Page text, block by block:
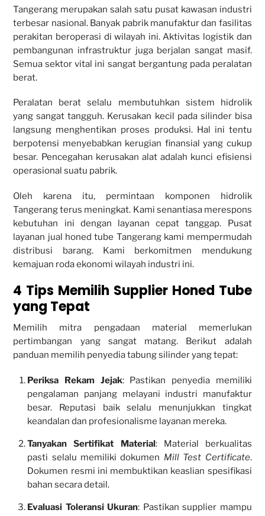
Tangerang merupakan salah satu pusat kawasan industri
terbesar nasional. Banyak pabrik manufaktur dan fasilitas
perakitan beroperasi di wilayah ini. Aktivitas logistik dan
pembangunan infrastruktur juga berjalan sangat masif.
Semua sektor vital ini sangat bergantung pada peralatan
berat.
Peralatan berat selalu membutuhkan sistem hidrolik
yang sangat tangguh. Kerusakan kecil pada silinder bisa
langsung menghentikan proses produksi. Hal ini tentu
berpotensi menyebabkan kerugian finansial yang cukup
besar. Pencegahan kerusakan alat adalah kunci efisiensi
operasional suatu pabrik.
Oleh karena itu, permintaan komponen hidrolik
Tangerang terus meningkat. Kami senantiasa merespons
kebutuhan ini dengan layanan cepat tanggap. Pusat
layanan jual honed tube Tangerang kami mempermudah
distribusi barang. Kami berkomitmen mendukung
kemajuan roda ekonomi wilayah industri ini.
4 Tips Memilih Supplier Honed Tube
yang Tepat
Memilih mitra pengadaan material memerlukan
pertimbangan yang sangat matang. Berikut adalah
panduan memilih penyedia tabung silinder yang tepat:
Periksa Rekam Jejak: Pastikan penyedia memiliki
pengalaman panjang melayani industri manufaktur
besar. Reputasi baik selalu menunjukkan tingkat
keandalan dan profesionalisme layanan mereka.
Tanyakan Sertifikat Material: Material berkualitas
pasti selalu memiliki dokumen Mill Test Certificate.
Dokumen resmi ini membuktikan keaslian spesifikasi
bahan secara detail.
Evaluasi Toleransi Ukuran: Pastikan supplier mampu